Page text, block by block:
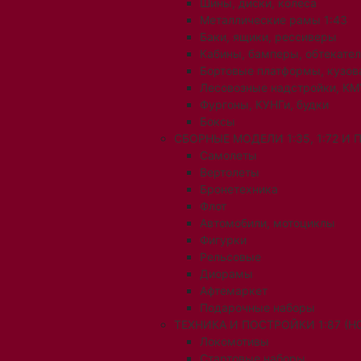
Шины, диски, колеса
Металлические рамы 1:43
Баки, ящики, рессиверы
Кабины, бамперы,
Бортовые платформы,
Лесовозные надстройки,
Фургоны, КУНГи, будки
Боксы
СБОРНЫЕ МОДЕЛИ 1:35, 1:72 И
Самолеты
Вертолеты
Бронетехника
Флот
Автомобили, мотоциклы
Фигурки
Рельсовые
Диорамы
Афтемаркет
Подарочные наборы
ТЕХНИКА И ПОСТРОЙКИ 1:87
Локомотивы
Стартовые наборы